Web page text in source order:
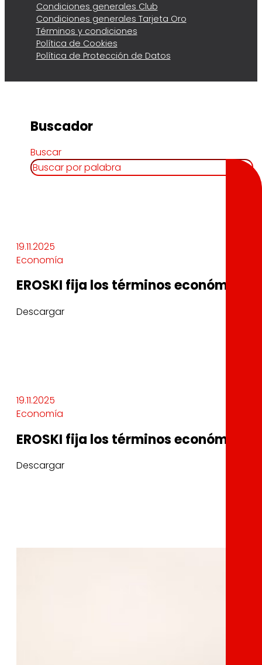
Condiciones generales Club
Condiciones generales Tarjeta Oro
Términos y condiciones
Política de Cookies
Política de Protección de Datos
Buscador
Buscar
19.11.2025
Economía
EROSKI fija los términos
Descargar
19.11.2025
Economía
EROSKI fija los términos
Descargar